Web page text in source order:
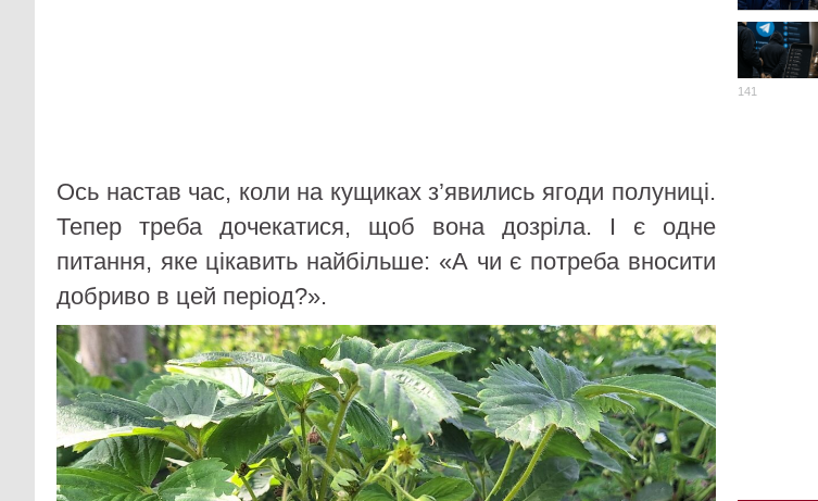
Ось настав час, коли на кущиках з’явились ягоди полуниці.
Тепер треба дочекатися, щоб вона дозріла. І є одне
питання, яке цікавить найбільше: «‎А чи є потреба вносити
добриво в цей період?».
141